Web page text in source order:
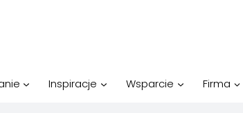
Inspiracje Wsparcie Firma